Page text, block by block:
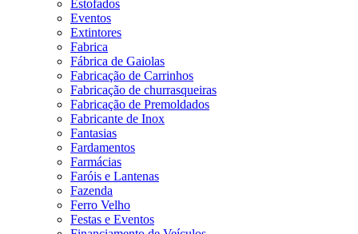
Estofados
Eventos
Extintores
Fabrica
Fábrica de Gaiolas
Fabricação de Carrinhos
Fabricação de churrasqueiras
Fabricação de Premoldados
Fabricante de Inox
Fantasias
Fardamentos
Farmácias
Faróis e Lantenas
Fazenda
Ferro Velho
Festas e Eventos